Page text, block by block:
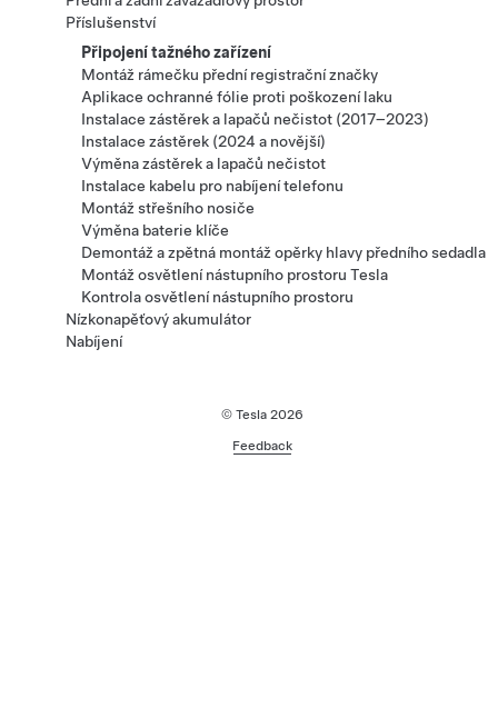
Příslušenství
Připojení tažného zařízení
Montáž rámečku přední registrační značky
Aplikace ochranné fólie proti poškození laku
Instalace zástěrek a lapačů nečistot (2017–2023)
Instalace zástěrek (2024 a novější)
Výměna zástěrek a lapačů nečistot
Instalace kabelu pro nabíjení telefonu
Montáž střešního nosiče
Výměna baterie klíče
Demontáž a zpětná montáž opěrky hlavy předního sedadla
Montáž osvětlení nástupního prostoru Tesla
Kontrola osvětlení nástupního prostoru
Nízkonapěťový akumulátor
Nabíjení
© Tesla 2026
Feedback